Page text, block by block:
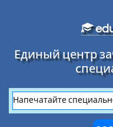
Единый центр